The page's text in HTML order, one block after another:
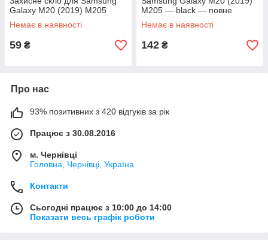
Galaxy M20 (2019) M205
Немає в наявності
59 ₴
M205 — black — повне
проклеювання
Немає в наявності
142 ₴
Про нас
93% позитивних з 420 відгуків за рік
Працює з 30.08.2016
м. Чернівці
Головна, Чернівці, Україна
Контакти
Сьогодні працює з 10:00 до 14:00
Показати весь графік роботи